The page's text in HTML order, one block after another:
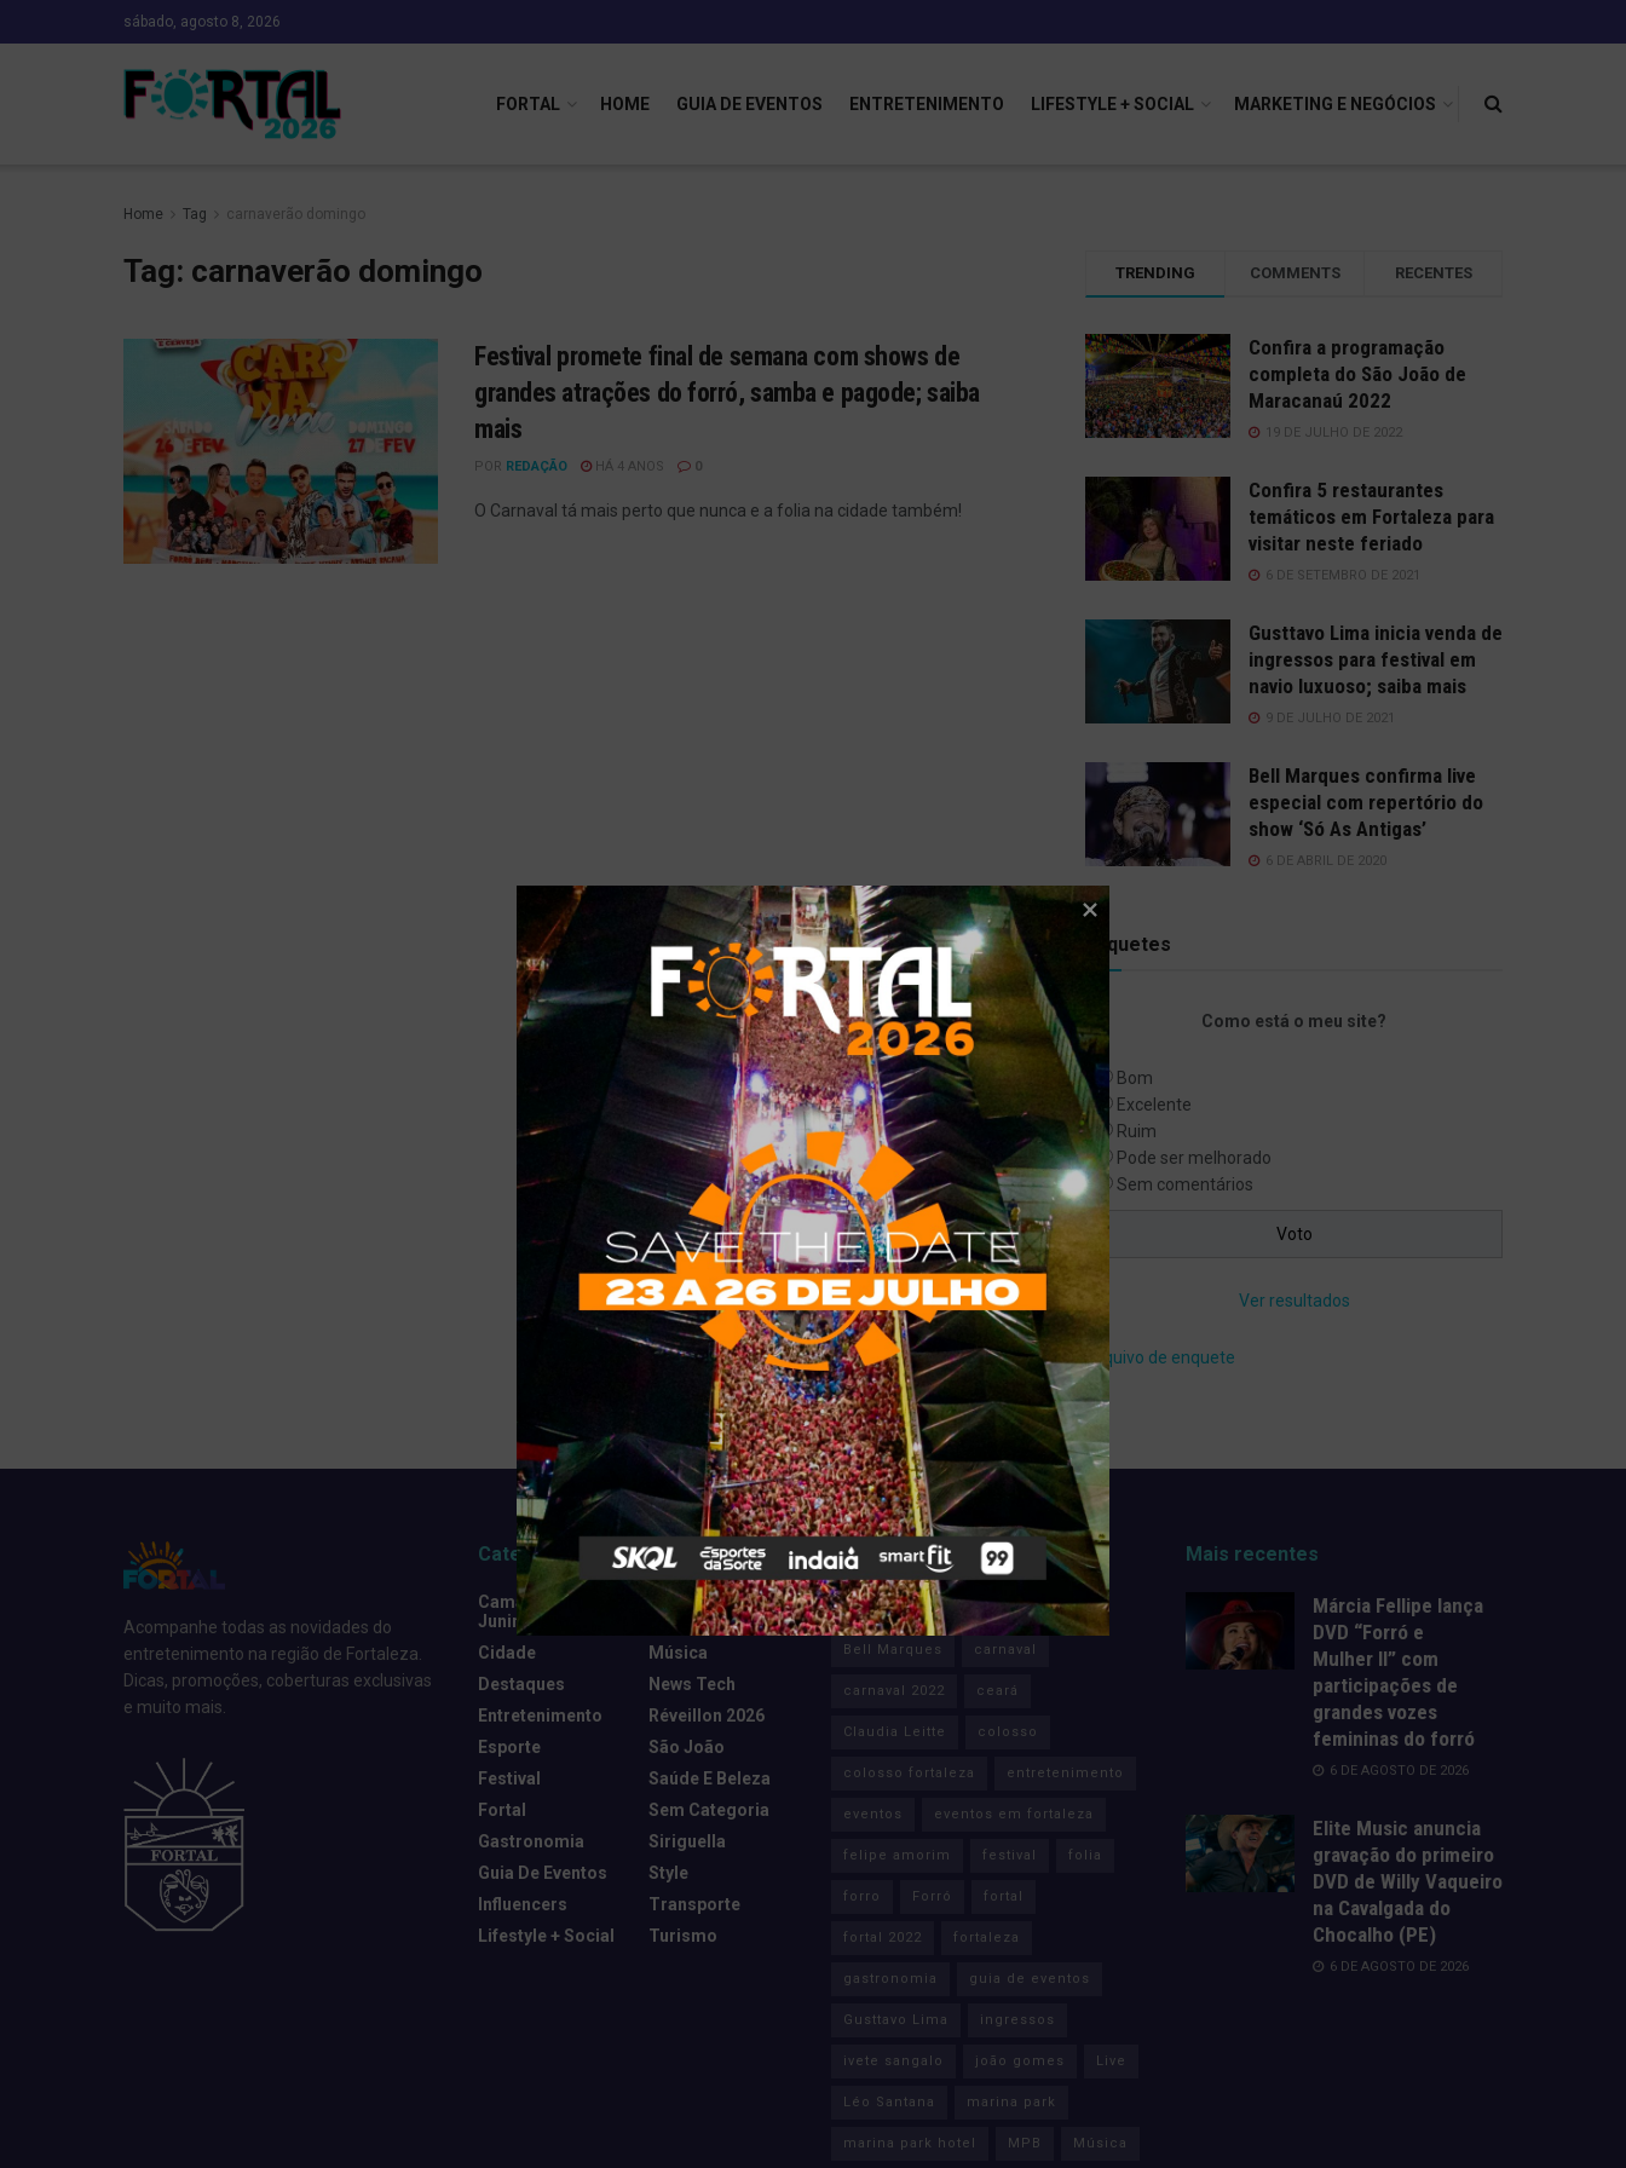
sábado, agosto 8, 2026
FORTAL HOME GUIA DE EVENTOS ENTRETENIMENTO LIFESTYLE + SOCIAL MARKETING E NEGÓCIOS
Home Tag carnaverão domingo
Tag: carnaverão domingo
Festival promete final de semana com shows de
grandes atrações do forró, samba e pagode; saiba
mais
POR REDAÇÃO HÁ 4 ANOS 0
O Carnaval tá mais perto que nunca e a folia na cidade também!
TRENDING COMMENTS RECENTES
Confira a programação
completa do São João de
Maracanaú 2022
19 DE JULHO DE 2022
Confira 5 restaurantes
temáticos em Fortaleza para
visitar neste feriado
6 DE SETEMBRO DE 2021
Gusttavo Lima inicia venda de
ingressos para festival em
navio luxuoso; saiba mais
9 DE JULHO DE 2021
Bell Marques confirma live
especial com repertório do
show ‘Só As Antigas’
6 DE ABRIL DE 2020
Enquetes
Como está o meu site?
Bom
Excelente
Ruim
Pode ser melhorado
Sem comentários
Ver resultados
Arquivo de enquete
Acompanhe todas as novidades do
entretenimento na região de Fortaleza.
Dicas, promoções, coberturas exclusivas
e muito mais.
Categorias
Camarote Vip
Junino
Cidade
Destaques
Entretenimento
Esporte
Festival
Fortal
Gastronomia
Guia De Eventos
Influencers
Lifestyle + Social
Marketing E
Negócios
Música
News Tech
Réveillon 2026
São João
Saúde E Beleza
Sem Categoria
Siriguella
Style
Transporte
Turismo
Tags
Anitta Axé Banda Eva
Bell Marques carnaval
carnaval 2022 ceará
Claudia Leitte colosso
colosso fortaleza entretenimento
eventos eventos em fortaleza
felipe amorim festival folia
forro Forró fortal
fortal 2022 fortaleza
gastronomia guia de eventos
Gusttavo Lima ingressos
ivete sangalo joão gomes Live
Léo Santana marina park
marina park hotel MPB Música
Mais recentes
Márcia Fellipe lança
DVD “Forró e
Mulher II” com
participações de
grandes vozes
femininas do forró
6 DE AGOSTO DE 2026
Elite Music anuncia
gravação do primeiro
DVD de Willy Vaqueiro
na Cavalgada do
Chocalho (PE)
6 DE AGOSTO DE 2026